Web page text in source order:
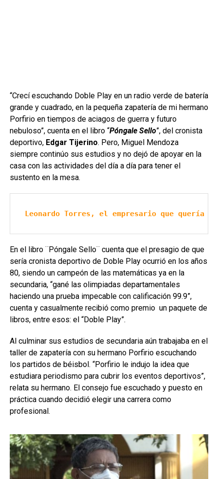
“Crecí escuchando Doble Play en un radio verde de batería
grande y cuadrado, en la pequeña zapatería de mi hermano
Porfirio en tiempos de aciagos de guerra y futuro
nebuloso”, cuenta en el libro “Póngale Sello”, del cronista
deportivo, Edgar Tijerino. Pero, Miguel Mendoza
siempre continúo sus estudios y no dejó de apoyar en la
casa con las actividades del día a día para tener el
sustento en la mesa.
Leonardo Torres, el empresario que quería
En el libro ¨Póngale Sello¨ cuenta que el presagio de que
sería cronista deportivo de Doble Play ocurrió en los años
80, siendo un campeón de las matemáticas ya en la
secundaria, “gané las olimpiadas departamentales
haciendo una prueba impecable con calificación 99.9”,
cuenta y casualmente recibió como premio un paquete de
libros, entre esos: el “Doble Play”.
Al culminar sus estudios de secundaria aún trabajaba en el
taller de zapatería con su hermano Porfirio escuchando
los partidos de béisbol. “Porfirio le indujo la idea que
estudiara periodismo para cubrir los eventos deportivos”,
relata su hermano. El consejo fue escuchado y puesto en
práctica cuando decidió elegir una carrera como
profesional.